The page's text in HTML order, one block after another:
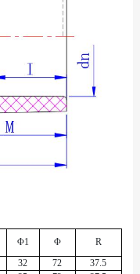
Φ1 Φ
R
32 72
37.5